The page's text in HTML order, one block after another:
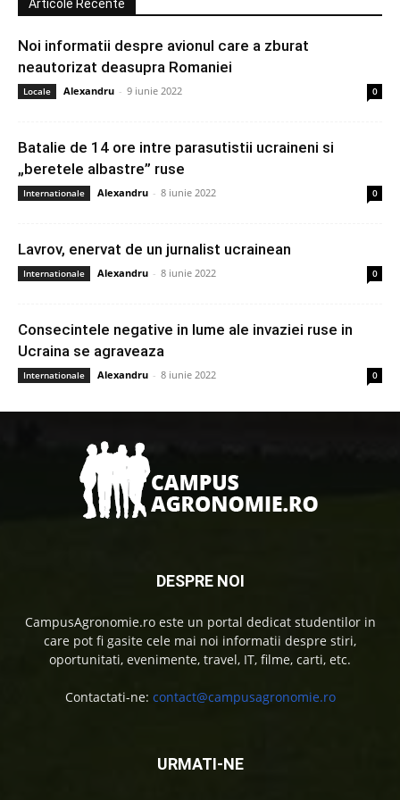
Articole Recente
Noi informatii despre avionul care a zburat
neautorizat deasupra Romaniei
Locale Alexandru - 9 iunie 2022 0
Batalie de 14 ore intre parasutistii ucraineni si
„beretele albastre” ruse
Internationale Alexandru - 8 iunie 2022 0
Lavrov, enervat de un jurnalist ucrainean
Internationale Alexandru - 8 iunie 2022 0
Consecintele negative in lume ale invaziei ruse in
Ucraina se agraveaza
Internationale Alexandru - 8 iunie 2022 0
DESPRE NOI
CampusAgronomie.ro este un portal dedicat studentilor in
care pot fi gasite cele mai noi informatii despre stiri,
oportunitati, evenimente, travel, IT, filme, carti, etc.
Contactati-ne: contact@campusagronomie.ro
URMATI-NE